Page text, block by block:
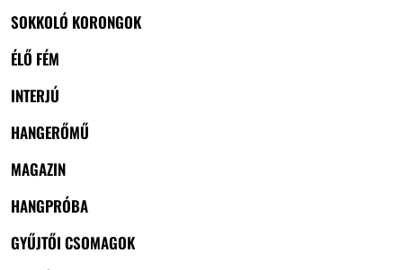
SOKKOLÓ KORONGOK
ÉLŐ FÉM
INTERJÚ
HANGERŐMŰ
MAGAZIN
HANGPRÓBA
GYŰJTŐI CSOMAGOK